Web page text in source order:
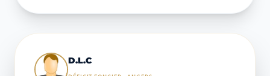
Liste des témoignages clients
D.L.C